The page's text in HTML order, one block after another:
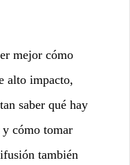
mejor cómo
alto impacto,
saber qué hay
y cómo tomar
también